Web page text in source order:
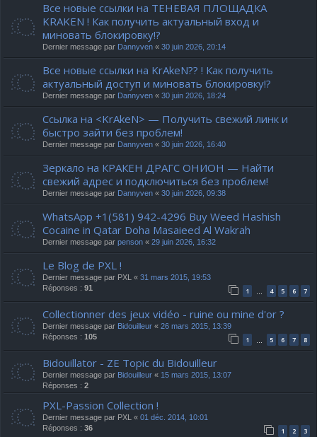
Все новые ссылки на ТЕНЕВАЯ ПЛОЩАДКА
KRAKEN ! Как получить актуальный вход и
миновать блокировку!?
Dernier message par Dannyven « 30 juin 2026, 20:14
Все новые ссылки на KrAkeN?? ! Как получить
актуальный доступ и миновать блокировку!?
Dernier message par Dannyven « 30 juin 2026, 18:24
Ссылка на <KrAkeN> — Получить свежий линк и
быстро зайти без проблем!
Dernier message par Dannyven « 30 juin 2026, 16:40
Зеркало на КРАКЕН ДРАГС ОНИОН — Найти
свежий адрес и подключиться без проблем!
Dernier message par Dannyven « 30 juin 2026, 09:38
WhatsApp +1(581) 942-4296 Buy Weed Hashish
Cocaine in Qatar Doha Masaieed Al Wakrah
Dernier message par penson « 29 juin 2026, 16:32
Le Blog de PXL !
Dernier message par PXL « 31 mars 2015, 19:53
Réponses : 91 1 … 4 5 6 7
Collectionner des jeux vidéo - ruine ou mine d'or ?
Dernier message par Bidouilleur « 26 mars 2015, 13:39
Réponses : 105 1 … 5 6 7 8
Bidouillator - ZE Topic du Bidouilleur
Dernier message par Bidouilleur « 15 mars 2015, 13:07
Réponses : 2
PXL-Passion Collection !
Dernier message par PXL « 01 déc. 2014, 10:01
Réponses : 36 1 2 3